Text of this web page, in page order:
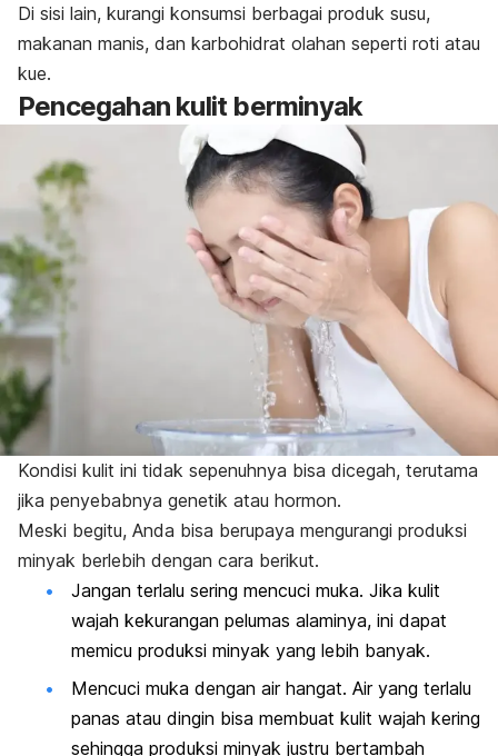
Di sisi lain, kurangi konsumsi berbagai produk susu,
makanan manis, dan karbohidrat olahan seperti roti atau
kue.
Pencegahan kulit berminyak
Kondisi kulit ini tidak sepenuhnya bisa dicegah, terutama
jika penyebabnya genetik atau hormon.
Meski begitu, Anda bisa berupaya mengurangi produksi
minyak berlebih dengan cara berikut.
Jangan terlalu sering mencuci muka. Jika kulit
wajah kekurangan pelumas alaminya, ini dapat
memicu produksi minyak yang lebih banyak.
Mencuci muka dengan air hangat. Air yang terlalu
panas atau dingin bisa membuat kulit wajah kering
sehingga produksi minyak justru bertambah